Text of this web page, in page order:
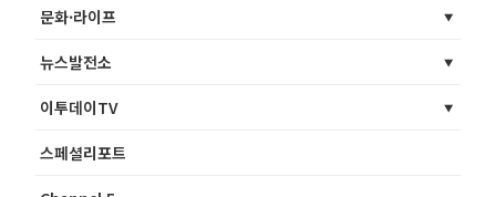
문화·라이프
뉴스발전소
이투데이TV
스페셜리포트